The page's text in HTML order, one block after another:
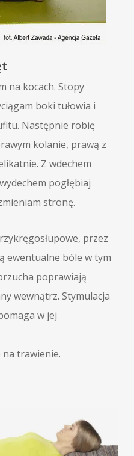
na kocach. Stopy
boki tułowia i
Następnie robię
kolanie, prawą z
Z wdechem
pogłębiaj
stronę.
przez
ewentualne bóle w tym
poprawiają
wewnątrz. Stymulacja
w jej
na trawienie.